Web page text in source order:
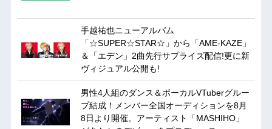
手越祐也ニューアルバム
「☆SUPER☆STAR☆」から「AME-KAZE」
＆「エデン」2曲先行サプライズ配信!更に新
ヴィジュアル公開も!
男性4人組のダンス＆ボーカルVTuberグルー
プ結成！メンバー全国オーディションを8月
8日より開催。アーティスト「MASHIHO」